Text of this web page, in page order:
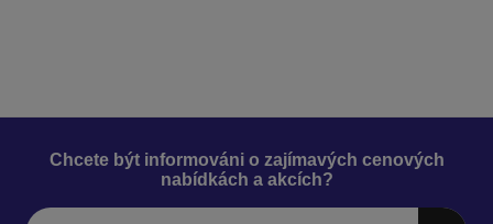
Chcete být informováni o zajímavých cenových
nabídkách a akcích?